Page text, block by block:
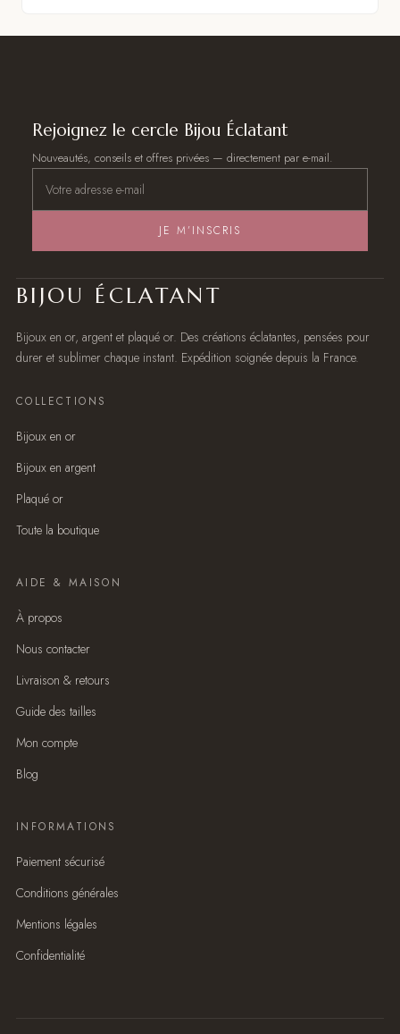
Rejoignez le cercle Bijou Éclatant
Nouveautés, conseils et offres privées — directement par e-mail.
JE M’INSCRIS
BIJOU ÉCLATANT
Bijoux en or, argent et plaqué or. Des créations éclatantes, pensées pour
durer et sublimer chaque instant. Expédition soignée depuis la France.
COLLECTIONS
Bijoux en or
Bijoux en argent
Plaqué or
Toute la boutique
AIDE & MAISON
À propos
Nous contacter
Livraison & retours
Guide des tailles
Mon compte
Blog
INFORMATIONS
Paiement sécurisé
Conditions générales
Mentions légales
Confidentialité